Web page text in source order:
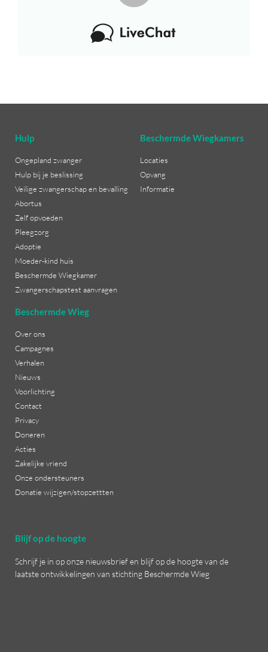
Hulp
Ongepland zwanger
Hulp bij je beslissing
Veilige zwangerschap en bevalling
Abortus
Zelf opvoeden
Pleegzorg
Adoptie
Moeder-kind huis
Beschermde Wiegkamer
Zwangerschapstest aanvragen
Beschermde Wiegkamers
Locaties
Opvang
Informatie
Beschermde Wieg
Over ons
Campagnes
Verhalen
Nieuws
Voorlichting
Contact
Privacy
Doneren
Acties
Zakelijke vriend
Onze ondersteuners
Donatie wijzigen/stopzettten
Blijf op de hoogte
Schrijf je in op onze nieuwsbrief en blijf op de hoogte van de
laatste ontwikkelingen van stichting Beschermde Wieg